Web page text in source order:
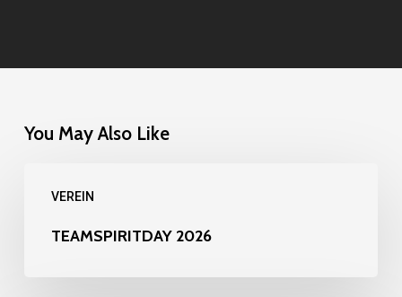
You May Also Like
VEREIN
2026
TEAMSPIRITDAY 2026